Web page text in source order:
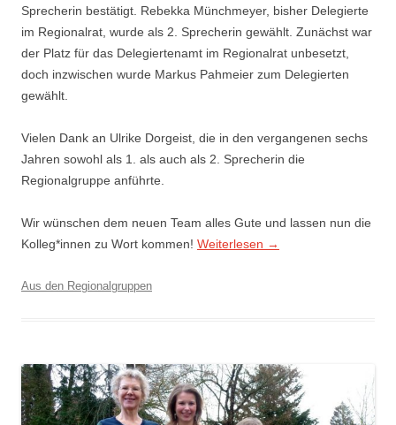
Sprecherin bestätigt. Rebekka Münchmeyer, bisher Delegierte
im Regionalrat, wurde als 2. Sprecherin gewählt. Zunächst war
der Platz für das Delegiertenamt im Regionalrat unbesetzt,
doch inzwischen wurde Markus Pahmeier zum Delegierten
gewählt.
Vielen Dank an Ulrike Dorgeist, die in den vergangenen sechs
Jahren sowohl als 1. als auch als 2. Sprecherin die
Regionalgruppe anführte.
Wir wünschen dem neuen Team alles Gute und lassen nun die
Kolleg*innen zu Wort kommen! Weiterlesen →
Aus den Regionalgruppen